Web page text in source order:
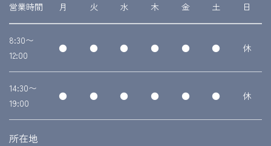
所在地
営業時間 月 火 水 木 金 土 日
8:30〜
12:00
● ● ● ● ● ● 休
14:30〜
19:00
● ● ● ● ● ● 休